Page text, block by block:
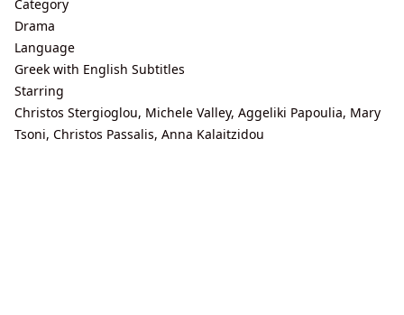
Category
Drama
Language
Greek with English Subtitles
Starring
Christos Stergioglou, Michele Valley, Aggeliki Papoulia, Mary
Tsoni, Christos Passalis, Anna Kalaitzidou